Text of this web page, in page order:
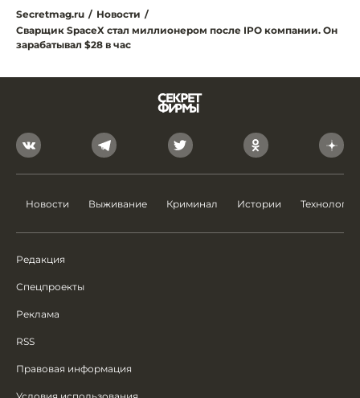
Secretmag.ru / Новости /
Сварщик SpaceX стал миллионером после IPO компании. Он
зарабатывал $28 в час
Новости Выживание Криминал Истории Технологии
Редакция
Спецпроекты
Реклама
RSS
Правовая информация